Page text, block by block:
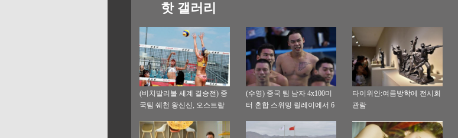
핫 갤러리
(비치발리볼 세계 결승전) 중
국팀 쉐천 왕신신, 오스트랄
(수영) 중국 팀 남자 4x100미
터 혼합 스위밍 릴레이에서 6
타이위안:여름방학에 전시회
관람